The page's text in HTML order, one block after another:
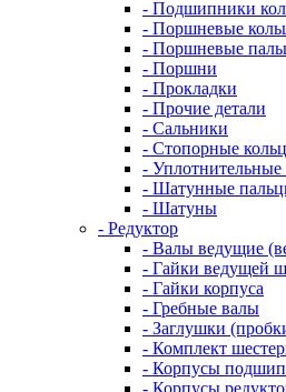
- Подшипники
- Поршневые
- Поршневые
- Поршни
- Прокладки
- Прочие детали
- Сальники
- Стопорные
- Уплотнительные
- Шатунные
- Шатуны
- Редуктор
- Валы ведущие
- Гайки ведущей
- Гайки корпуса
- Гребные валы
- Заглушки
- Комплект
- Корпусы
- Корпусы